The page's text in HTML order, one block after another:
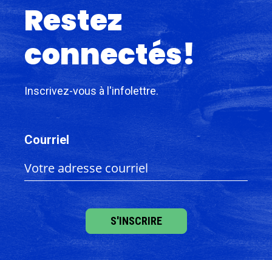
Restez
connectés!
Inscrivez-vous à l'infolettre.
Courriel